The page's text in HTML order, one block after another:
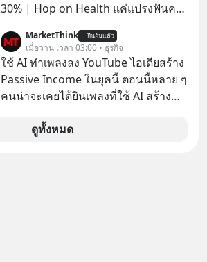
30% | Hop on Health แค่แปรงฟันคง
อายุ 5,000 คน มีข้อมูลที่น่าสนใจเกี่ยว
กับโรคต่างๆที่เกิดจากการไม่ใช้ไหมขัด
ฟันเป็นประจำ เสี่ยงเกิดโรคนำไปสู่การ
เสียชีวิต...อะไรคือสาเหตุติดตามได้ใน
MarketThink ยืนยันแล้ว
เมื่อวาน เวลา 03:00 • ธุรกิจ
ใช้ AI ทำเพลงลง YouTube ไอเดียสร้าง
Passive Income ในยุคนี้ ตอนนี้หลาย ๆ
คนน่าจะเคยได้ยินเพลงที่ใช้ AI สร้าง
รู้ตัวเรา” จากช่องชื่อว่า UNHEARD
ดูทั้งหมด